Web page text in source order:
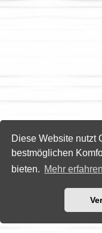
Diese Website nutzt
bestmöglichen
bieten. Mehr erfahren